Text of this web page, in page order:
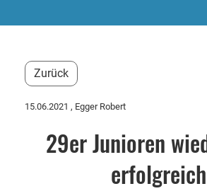
Zurück
15.06.2021 , Egger Robert
29er Junioren
erfolgreich